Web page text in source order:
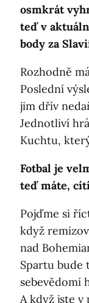
osmkrát
teď v
body za
Rozhodně
Poslední
jim dřív
Jednotliví
Kuchtu,
Fotbal je
teď máte,
Pojďme si
když
nad
Spartu bude
sebevědomí
A když jste